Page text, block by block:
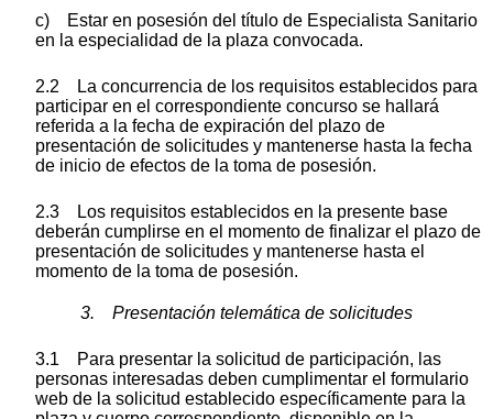
c) Estar en posesión del título de Especialista Sanitario
en la especialidad de la plaza convocada.
2.2 La concurrencia de los requisitos establecidos para
participar en el correspondiente concurso se hallará
referida a la fecha de expiración del plazo de
presentación de solicitudes y mantenerse hasta la fecha
de inicio de efectos de la toma de posesión.
2.3 Los requisitos establecidos en la presente base
deberán cumplirse en el momento de finalizar el plazo de
presentación de solicitudes y mantenerse hasta el
momento de la toma de posesión.
3. Presentación telemática de solicitudes
3.1 Para presentar la solicitud de participación, las
personas interesadas deben cumplimentar el formulario
web de la solicitud establecido específicamente para la